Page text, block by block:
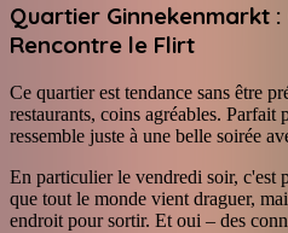
Quartier Ginnekenmarkt :
Rencontre le Flirt
Ce quartier est tendance sans être
restaurants, coins agréables.
ressemble juste à une belle soirée
En particulier le vendredi soir, c'est
que tout le monde vient draguer,
endroit pour sortir. Et oui – des